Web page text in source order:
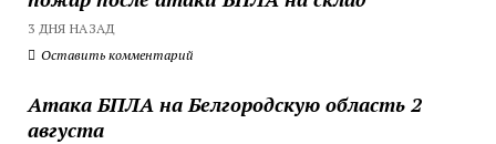
3 ДНЯ НАЗАД
Оставить комментарий
Атака БПЛА на Белгородскую область 2
августа